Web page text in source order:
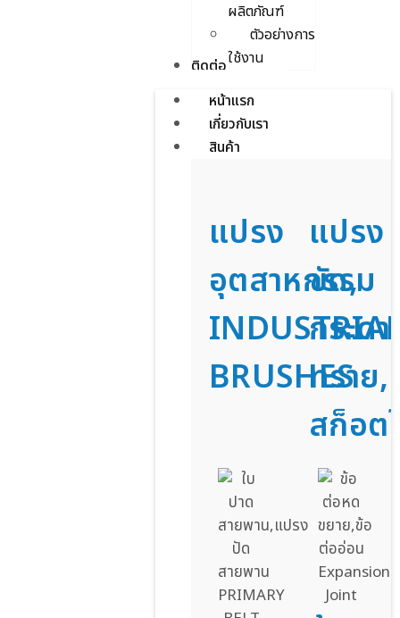
ผลิตภัณฑ์
ตัวอย่างการ
ใช้งาน
ติดต่อเรา
หน้าแรก
เกี่ยวกับเรา
สินค้า
แปรง
อุตสาหกรรม
BRUSHES
แปรง
ขัด,
กระด
ทราย,
สก็อต